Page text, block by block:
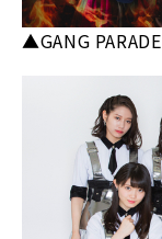
▲GANG PARADE